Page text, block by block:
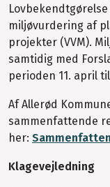
Lovbekendtgørelse
miljøvurdering af
projekter (VVM).
samtidig med
perioden 11. april
Af Allerød
sammenfattende
her:
Klagevejledning